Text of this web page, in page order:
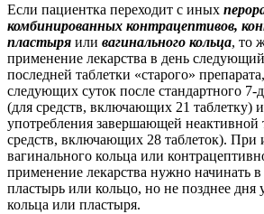
Если пациентка переходит с иных
комбинированных контрацептивов,
пластыря или вагинального кольца, то
применение лекарства в день
последней таблетки «старого»
следующих суток после стандартного 7-
(для средств, включающих 21 таблетку)
употребления завершающей неактивной
средств, включающих 28 таблеток). При
вагинального кольца или
применение лекарства нужно начинать в
пластырь или кольцо, но не позднее дня
кольца или пластыря.